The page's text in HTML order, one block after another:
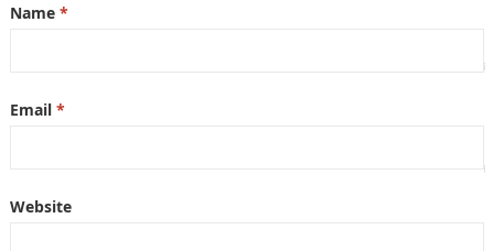
Name *
Email *
Website